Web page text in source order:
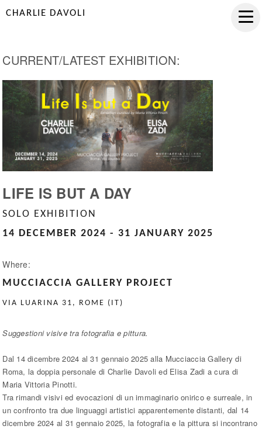
CHARLIE DAVOLI
CURRENT/LATEST EXHIBITION:
LIFE IS BUT A DAY
SOLO EXHIBITION
14 DECEMBER 2024 - 31 JANUARY 2025
Where:
MUCCIACCIA GALLERY PROJECT
VIA LUARINA 31, ROME (IT)
Suggestioni visive tra fotografia e pittura.
Dal 14 dicembre 2024 al 31 gennaio 2025 alla Mucciaccia Gallery di
Roma, la doppia personale di Charlie Davoli ed Elisa Zadi a cura di
Maria Vittoria Pinotti.
Tra rimandi visivi ed evocazioni di un immaginario onirico e surreale, in
un confronto tra due linguaggi artistici apparentemente distanti, dal 14
dicembre 2024 al 31 gennaio 2025, la fotografia e la pittura si incontrano